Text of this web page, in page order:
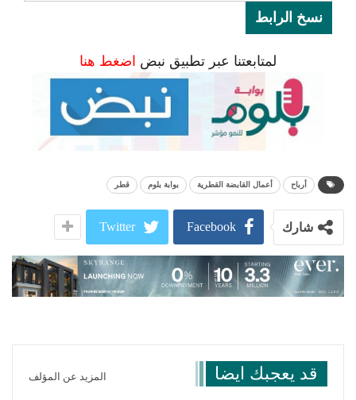
نسخ الرابط
لمتابعتنا عبر تطبيق نبض اضغط هنا
أرباح أعمال القابضة القطرية بوابة بلوم قطر
شارك Facebook
Twitter
قد يعجبك ايضا المزيد عن المؤلف